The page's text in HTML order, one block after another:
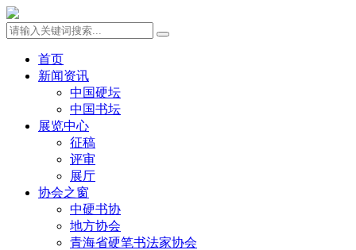
首页
新闻资讯
中国硬坛
中国书坛
展览中心
征稿
评审
展厅
协会之窗
中硬书协
地方协会
青海省硬笔书法家协会